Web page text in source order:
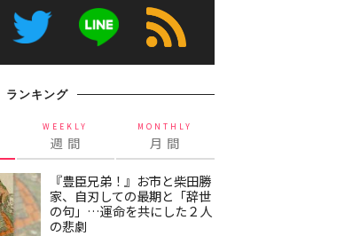
ランキング
WEEKLY
週 間
MONTHLY
月 間
『豊臣兄弟！』お市と柴田勝
家、自刃しての最期と「辞世
の句」…運命を共にした２人
の悲劇